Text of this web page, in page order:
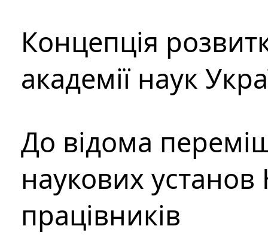
Концепція
академії наук
До відома
наукових установ
працівників